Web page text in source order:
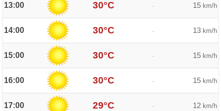
13:00 30°C - 15 km/h
14:00 30°C - 13 km/h
15:00 30°C - 15 km/h
16:00 30°C - 15 km/h
17:00 29°C - 12 km/h